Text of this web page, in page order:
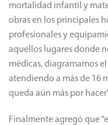
mortalidad infantil y
obras en los principales
profesionales y
aquellos lugares donde
médicas, diagramamos
atendiendo a más de 16
queda aún más por
Finalmente agregó que